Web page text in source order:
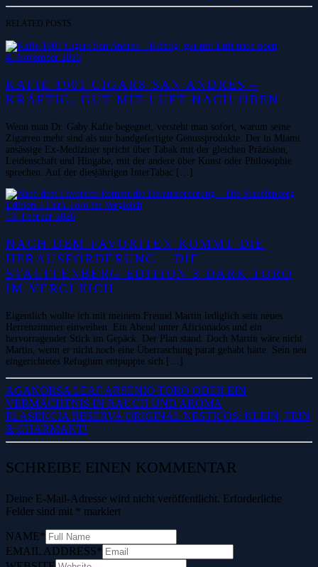
RELATED POSTS
4. November 2025
KAFIE 1901 CIGARS SAN ANDRES –
KRÄFTIG, GUT MIT LUFT NACH OBEN
Wenn man Dr. Gaby Kafie begegnet, versteht man sofort, warum seine
Zigarren mehr sind als nur handgefertigte Genussprodukte. Der in Miami
ansässige Ex-Mediziner spricht über Tabak mit der gleichen Präzision,
Leidenschaft und Hingabe, mit der andere über Kunst oder Philosophie
sprechen. Auf der diesjährigen InterTabac […]
13. Februar 2026
NACH DEM FAVORITEN KOMMT DIE
HERAUSFORDERUNG – DIE
STAUFFENBERG EDITION 3 DARK TORO
IM VERGLEICH
Eigentlich wollte ich mit meinem Freund Martin lediglich sein neues
Herrenzimmer einweihen. Ein Abend unter Aficionados und ein
hervorragender Stick im Gepäck. Der Plan stand. Doch Martin wäre nicht
Martin, wenn er nicht noch eine Überraschung parat gehabt hätte. Sein neu
eingerichtetes Refugium entpuppte sich […]
AGANORSA LEAF ARSENIO TORO ODER EIN
VERMÄCHTNIS IN RAUCH UND AROMA
PLASENCIA RESERVA ORIGINAL NESTICOS: KLEIN, FEIN
& CHARMANT!
SCHREIBE EINEN KOMMENTAR
Deine E-Mail-Adresse wird nicht veröffentlicht. Erforderliche
Felder sind mit * markiert
NAME*
EMAIL ADDRESS*